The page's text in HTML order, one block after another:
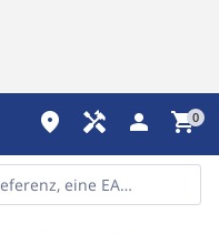
place handyman person shopping_cart0